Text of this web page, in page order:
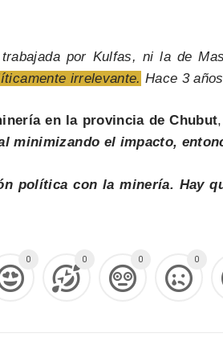
por Kulfas, ni la de
irrelevante. Hace 3
en la provincia de Chubut
minimizando el impacto,
política con la minería. Hay
0 0 0 0